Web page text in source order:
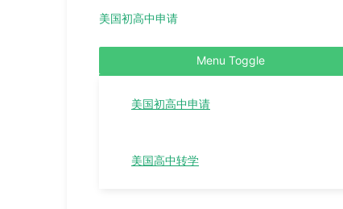
美国初高中申请
Menu Toggle
美国初高中申请
美国高中转学